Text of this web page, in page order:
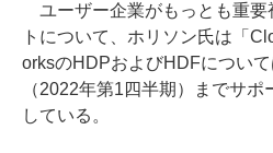
ユーザー企業がもっとも重要
トについて、ホリソン氏は「
orksのHDPおよびHDFについ
（2022年第1四半期）までサ
している。